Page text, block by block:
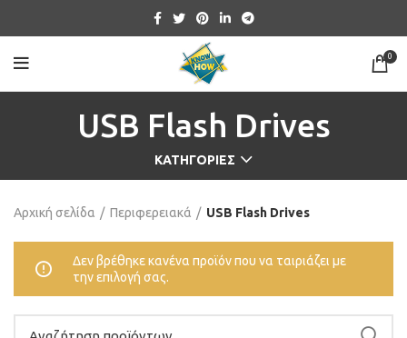
0
USB Flash Drives
ΚΑΤΗΓΟΡΊΕΣ
Αρχική σελίδα Περιφερειακά USB Flash Drives
Δεν βρέθηκε κανένα προϊόν που να ταιριάζει με
την επιλογή σας.